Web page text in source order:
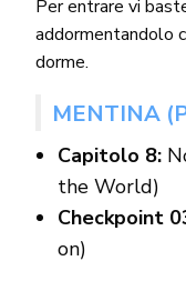
Per entrare vi
addormentandolo
dorme.
MENTINA
Capitolo 8:
the World)
Checkpoint
on)